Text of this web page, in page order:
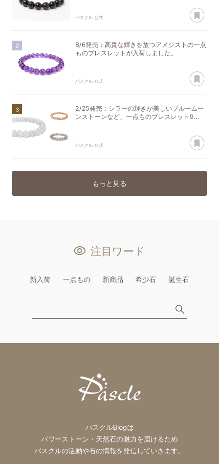
パスクル 公式
8/6発売：高貴な輝きを放つアメジストの一点
ものブレスレットが入荷しました。
パスクル 公式
2/25発売：シラーの輝きが美しいブルームー
ンストーンなど、一点ものブレスレット9...
パスクル 公式
もっと見る
注目ワード
新入荷 一点もの 新商品 希少石 誕生石
パスクルBlogは
パワーストーン・天然石の魅力を届けるため
パスクルの活動や石の情報を発信していきます。